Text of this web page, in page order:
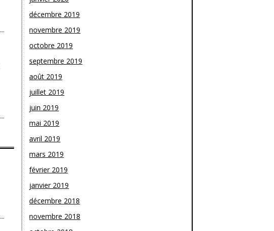
décembre 2019
novembre 2019
octobre 2019
septembre 2019
août 2019
juillet 2019
juin 2019
mai 2019
avril 2019
mars 2019
février 2019
janvier 2019
décembre 2018
novembre 2018